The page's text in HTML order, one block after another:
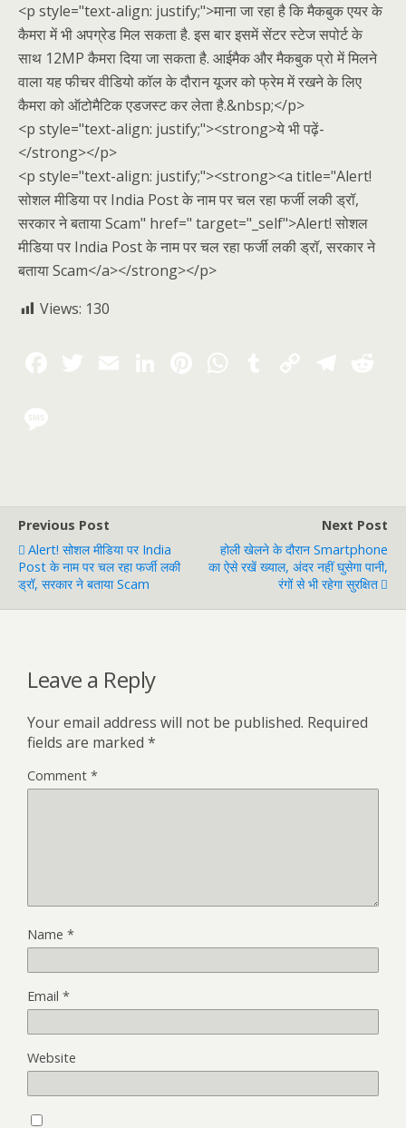
<p style="text-align: justify;">माना जा रहा है कि मैकबुक एयर के
कैमरा में भी अपग्रेड मिल सकता है. इस बार इसमें सेंटर स्टेज सपोर्ट के
साथ 12MP कैमरा दिया जा सकता है. आईमैक और मैकबुक प्रो में मिलने
वाला यह फीचर वीडियो कॉल के दौरान यूजर को फ्रेम में रखने के लिए
कैमरा को ऑटोमैटिक एडजस्ट कर लेता है.&nbsp;</p>
<p style="text-align: justify;"><strong>ये भी पढ़ें-
</strong></p>
<p style="text-align: justify;"><strong><a title="Alert!
सोशल मीडिया पर India Post के नाम पर चल रहा फर्जी लकी ड्रॉ,
सरकार ने बताया Scam" href=" target="_self">Alert! सोशल
मीडिया पर India Post के नाम पर चल रहा फर्जी लकी ड्रॉ, सरकार ने
बताया Scam</a></strong></p>
Views: 130
Previous Post
Alert! सोशल मीडिया पर India
Post के नाम पर चल रहा फर्जी लकी
ड्रॉ, सरकार ने बताया Scam
Next Post
होली खेलने के दौरान Smartphone
का ऐसे रखें ख्याल, अंदर नहीं घुसेगा पानी,
रंगों से भी रहेगा सुरक्षित
Leave a Reply
Your email address will not be published. Required
fields are marked *
Comment *
Name *
Email *
Website